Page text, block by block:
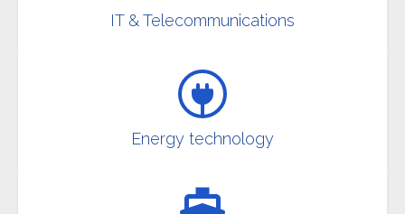
IT & Telecommunications
Energy technology